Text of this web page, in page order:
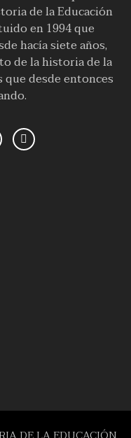
de la Educación
en 1994 que
hacía siete años,
de la historia de la
que desde entonces